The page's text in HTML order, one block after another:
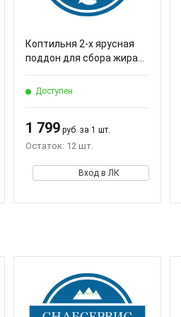
Коптильня 2-х ярусная
поддон для сбора жира...
Доступен
1 799 руб. за 1 шт.
Остаток: 12 шт.
Вход в ЛК